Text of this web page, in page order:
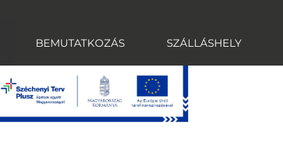
BEMUTATKOZÁS SZÁLLÁSHELY